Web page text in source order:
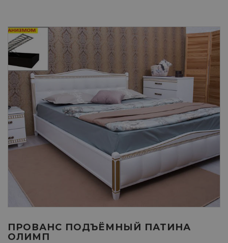
ПРОВАНС ПОДЪЁМНЫЙ ПАТИНА
ОЛИМП